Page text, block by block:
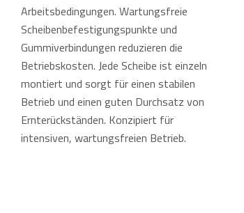
Arbeitsbedingungen. Wartungsfreie
Scheibenbefestigungspunkte und
Gummiverbindungen reduzieren die
Betriebskosten. Jede Scheibe ist einzeln
montiert und sorgt für einen stabilen
Betrieb und einen guten Durchsatz von
Ernterückständen. Konzipiert für
intensiven, wartungsfreien Betrieb.